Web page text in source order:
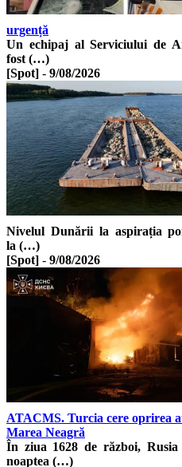
urgență
Un echipaj al Serviciului de
fost (…)
[Spot] - 9/08/2026
Nivelul Dunării la aspirația
la (…)
[Spot] - 9/08/2026
ATACMS. Turcia cere oprirea
Marea Neagră
În ziua 1628 de război,
noaptea (…)